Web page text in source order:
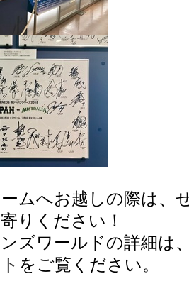
ムへお越しの際は、
りください！
ズワールドの詳細は
をご覧ください。